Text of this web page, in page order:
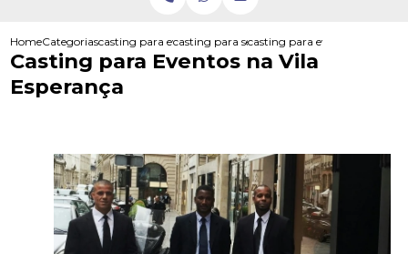
HomeCategoriascasting para eventoscasting para seminarioscasting para eventos na vila
Casting para Eventos na Vila
Esperança